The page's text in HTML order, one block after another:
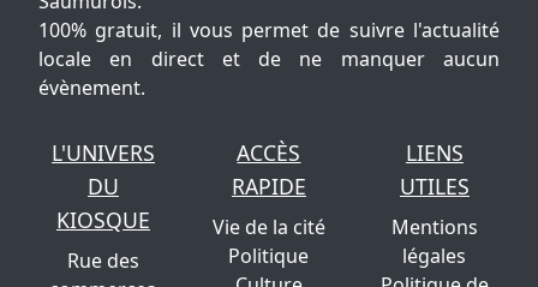
100% gratuit, il vous permet de suivre l'actualité
locale en direct et de ne manquer aucun
évènement.
L'UNIVERS
DU
KIOSQUE
Rue des
ACCÈS
RAPIDE
Vie de la cité
Politique
LIENS
UTILES
Mentions
légales